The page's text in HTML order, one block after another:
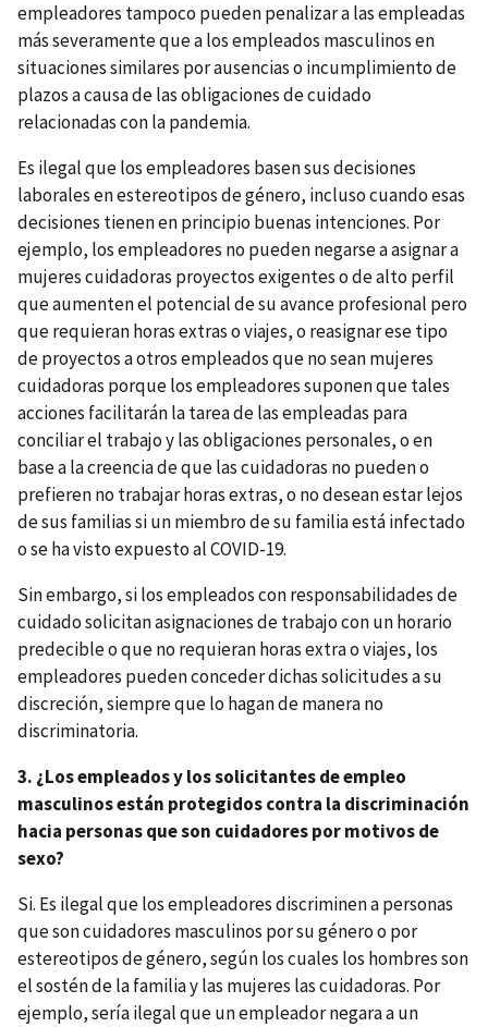
empleadores tampoco pueden penalizar a las empleadas
más severamente que a los empleados masculinos en
situaciones similares por ausencias o incumplimiento de
plazos a causa de las obligaciones de cuidado
relacionadas con la pandemia.
Es ilegal que los empleadores basen sus decisiones
laborales en estereotipos de género, incluso cuando esas
decisiones tienen en principio buenas intenciones. Por
ejemplo, los empleadores no pueden negarse a asignar a
mujeres cuidadoras proyectos exigentes o de alto perfil
que aumenten el potencial de su avance profesional pero
que requieran horas extras o viajes, o reasignar ese tipo
de proyectos a otros empleados que no sean mujeres
cuidadoras porque los empleadores suponen que tales
acciones facilitarán la tarea de las empleadas para
conciliar el trabajo y las obligaciones personales, o en
base a la creencia de que las cuidadoras no pueden o
prefieren no trabajar horas extras, o no desean estar lejos
de sus familias si un miembro de su familia está infectado
o se ha visto expuesto al COVID-19.
Sin embargo, si los empleados con responsabilidades de
cuidado solicitan asignaciones de trabajo con un horario
predecible o que no requieran horas extra o viajes, los
empleadores pueden conceder dichas solicitudes a su
discreción, siempre que lo hagan de manera no
discriminatoria.
3. ¿Los empleados y los solicitantes de empleo
masculinos están protegidos contra la discriminación
hacia personas que son cuidadores por motivos de
sexo?
Si. Es ilegal que los empleadores discriminen a personas
que son cuidadores masculinos por su género o por
estereotipos de género, según los cuales los hombres son
el sostén de la familia y las mujeres las cuidadoras. Por
ejemplo, sería ilegal que un empleador negara a un